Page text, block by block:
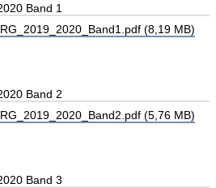
Band 1
(8,19 MB)
Band 2
(5,76 MB)
Band 3